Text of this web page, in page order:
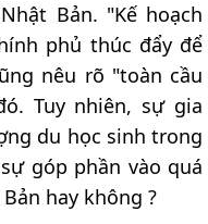
Bản. "Kế hoạch
phủ thúc đẩy để
nêu rõ "toàn cầu
Tuy nhiên, sự gia
du học sinh trong
góp phần vào quá
hay không ?